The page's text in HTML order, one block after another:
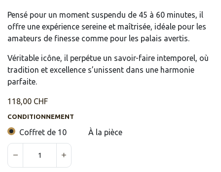
Pensé pour un moment suspendu de 45 à 60 minutes, il
offre une expérience sereine et maîtrisée, idéale pour les
amateurs de finesse comme pour les palais avertis.
Véritable icône, il perpétue un savoir-faire intemporel, où
tradition et excellence s’unissent dans une harmonie
parfaite.
118,00 CHF
CONDITIONNEMENT
Coffret de 10 À la pièce